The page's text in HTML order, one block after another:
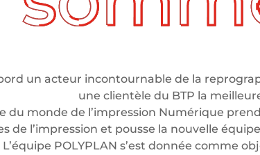
un acteur incontournable de la
une clientèle du BTP la
du monde de l’impression Numérique
de l’impression et pousse la nouvelle
POLYPLAN s’est donnée comme